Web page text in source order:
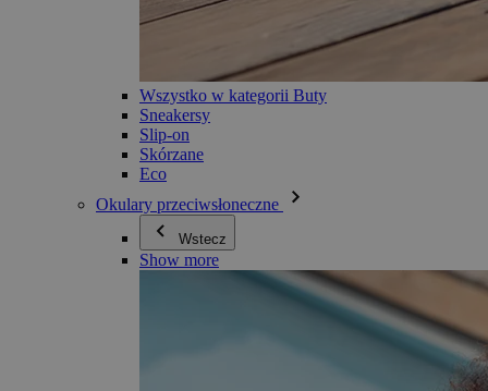
Wszystko w kategorii Buty
Sneakersy
Slip-on
Skórzane
Eco
Okulary przeciwsłoneczne
Wstecz
Show more